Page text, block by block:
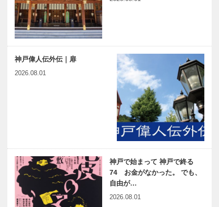
神戸偉人伝外伝｜扉
2026.08.01
神戸で始まって 神戸で終る
74 お金がなかった。 でも、
自由が…
2026.08.01